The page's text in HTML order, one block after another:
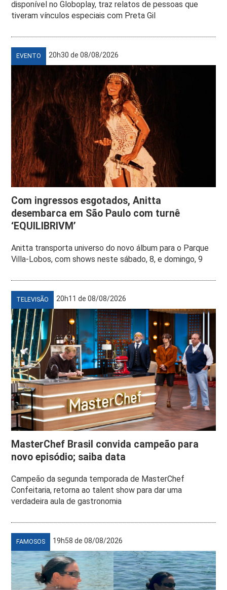
disponível no Globoplay, traz relatos de pessoas que
tiveram vínculos especiais com Preta Gil
EVENTO 20h30 de 08/08/2026
Com ingressos esgotados, Anitta
desembarca em São Paulo com turnê
‘EQUILIBRIVM’
Anitta transporta universo do novo álbum para o Parque
Villa-Lobos, com shows neste sábado, 8, e domingo, 9
TELEVISÃO 20h11 de 08/08/2026
MasterChef Brasil convida campeão para
novo episódio; saiba data
Campeão da segunda temporada de MasterChef
Confeitaria, retorna ao talent show para dar uma
verdadeira aula de gastronomia
FAMOSOS 19h58 de 08/08/2026